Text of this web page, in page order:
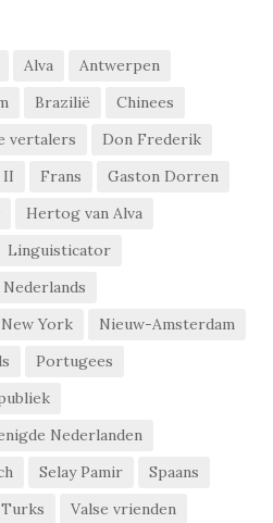
Alva
Antwerpen
Brazilië
Chinees
vertalers
Don Frederik
II Frans
Gaston Dorren
Hertog van Alva
Linguisticator
Nederlands
New York
Nieuw-Amsterdam
Portugees
Nederlanden
Selay Pamir
Spaans
Turks
Valse vrienden